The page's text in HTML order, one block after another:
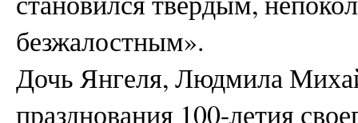
безжалостным».
Дочь Янгеля, Людмила
празднования 100-летия